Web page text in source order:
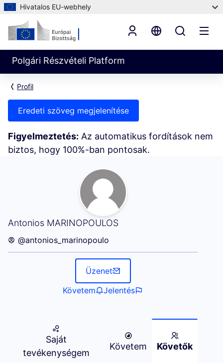
Hivatalos EU-webhely
Polgári Részvételi Platform
Profil
Eredeti szöveg megjelenítése
Figyelmeztetés: Az automatikus fordítások nem
biztos, hogy 100%-ban pontosak.
Antonios MARINOPOULOS
Követők (Antonios MARINOPOULOS)
@antonios_marinopoulo
Üzenet
Követem
Jelentés
Saját
tevékenységem
Követem Követők